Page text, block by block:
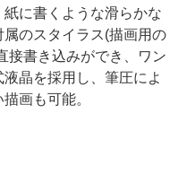
紙に書くような滑らかな
のスタイラス(描画用の
接書き込みができ、ワン
晶を採用し、筆圧によ
画も可能。